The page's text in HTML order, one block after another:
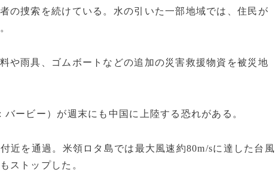
の捜索を続けている。水の引いた一部地域では、住民が
や雨具、ゴムボートなどの追加の災害救援物資を被災地
ービー）が週末にも中国に上陸する恐れがある。
近を通過。米領ロタ島では最大風速約80m/sに達した台風
ストップした。